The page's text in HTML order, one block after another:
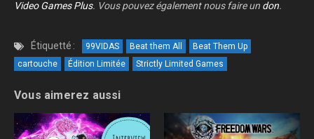
Video Games Plus. Vous pouvez également nous faire un don.
Étiquetté : 99VIDAS Beat them All
Beat Them Up
cartouche
Édition Limitée Strictly Limited Games
Vous aimerez aussi